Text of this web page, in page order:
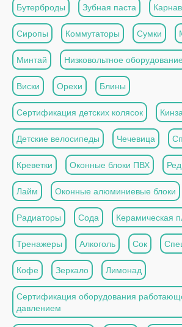
Бутерброды Зубная паста
Сиропы Коммутаторы Сумки
Минтай Низковольтное
Виски Орехи Блины
Сертификация детских колясок
Детские велосипеды Чечевица
Креветки Оконные блоки ПВХ
Лайм Оконные алюминиевые блоки
Радиаторы Сода Керамическая
Тренажеры Алкоголь Сок
Кофе Зеркало Лимонад
Сертификация оборудования
давлением